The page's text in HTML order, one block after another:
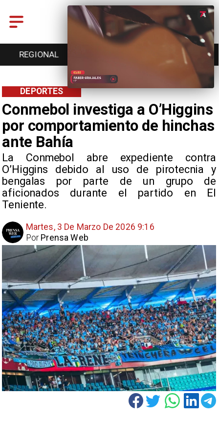
REGIONAL DEPORTES
Conmebol investiga a O’Higgins
por comportamiento de hinchas
ante Bahía
La Conmebol abre expediente contra
O’Higgins debido al uso de pirotecnia y
bengalas por parte de un grupo de
aficionados durante el partido en El
Teniente.
DEPORTES
Martes, 3 De Marzo De 2026 9:16
Prensa Web
Por